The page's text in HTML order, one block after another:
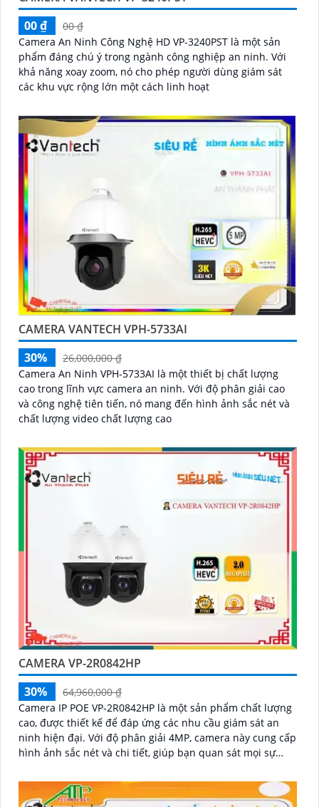
00 ₫
00 ₫
Camera An Ninh Công Nghệ HD VP-3240PST là một sản
phẩm đáng chú ý trong ngành công nghiệp an ninh. Với
khả năng xoay zoom, nó cho phép người dùng giám sát
các khu vực rộng lớn một cách linh hoạt
CAMERA VANTECH VPH-5733AI
30%
26,000,000 ₫
Camera An Ninh VPH-5733AI là một thiết bị chất lượng
cao trong lĩnh vực camera an ninh. Với độ phân giải cao
và công nghệ tiên tiến, nó mang đến hình ảnh sắc nét và
chất lượng video chất lượng cao
CAMERA VP-2R0842HP
30%
64,960,000 ₫
Camera IP POE VP-2R0842HP là một sản phẩm chất lượng
cao, được thiết kế để đáp ứng các nhu cầu giám sát an
ninh hiện đại. Với độ phân giải 4MP, camera này cung cấp
hình ảnh sắc nét và chi tiết, giúp bạn quan sát mọi sự